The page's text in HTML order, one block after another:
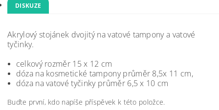
DISKUZE
Akrylový stojánek dvojitý na vatové tampony a vatové
tyčinky.
celkový rozměr 15 x 12 cm
dóza na kosmetické tampony průměr 8,5x 11 cm,
dóza na vatové tyčinky průměr 6,5 x 10 cm
Buďte první, kdo napíše příspěvek k této položce.